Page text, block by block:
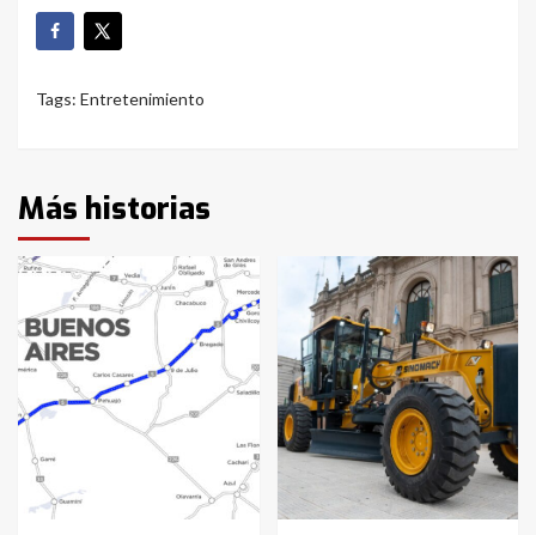
Tags: Entretenimiento
Más historias